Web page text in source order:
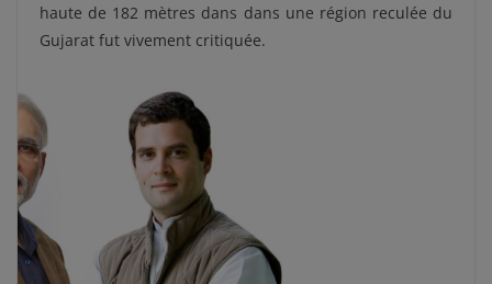
haute de 182 mètres dans dans une région reculée du
Gujarat fut vivement critiquée.